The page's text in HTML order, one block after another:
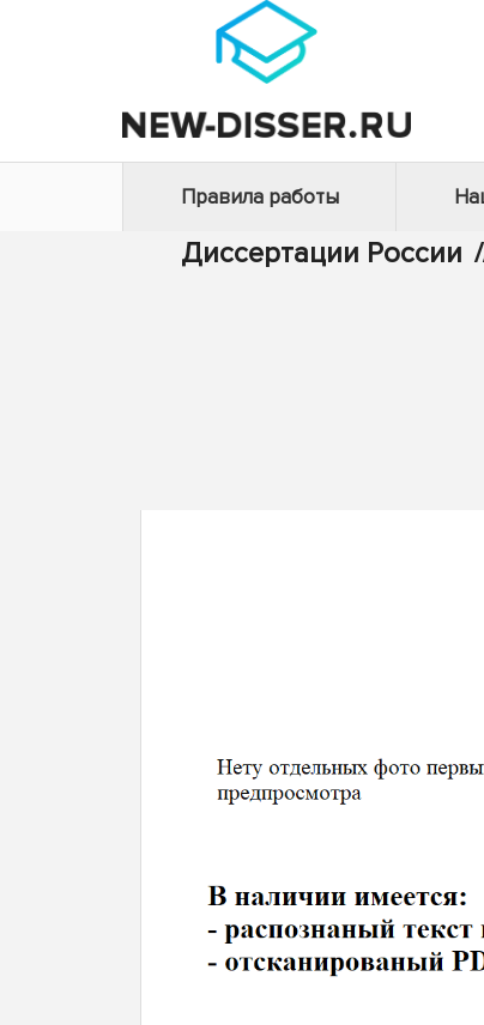
Правила работы
Диссертации России